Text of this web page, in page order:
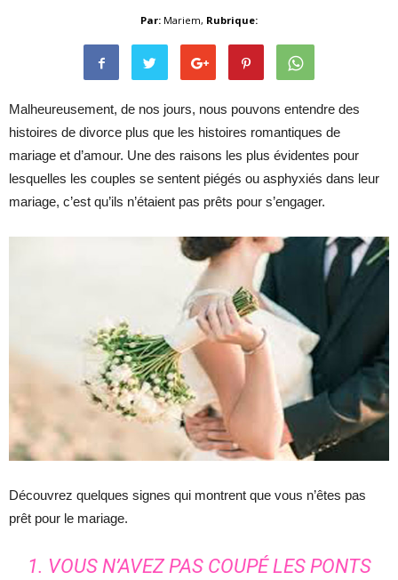
Par: Mariem, Rubrique:
Malheureusement, de nos jours, nous pouvons entendre des
histoires de divorce plus que les histoires romantiques de
mariage et d’amour. Une des raisons les plus évidentes pour
lesquelles les couples se sentent piégés ou asphyxiés dans leur
mariage, c’est qu’ils n’étaient pas prêts pour s’engager.
Découvrez quelques signes qui montrent que vous n’êtes pas
prêt pour le mariage.
1. VOUS N’AVEZ PAS COUPÉ LES PONTS